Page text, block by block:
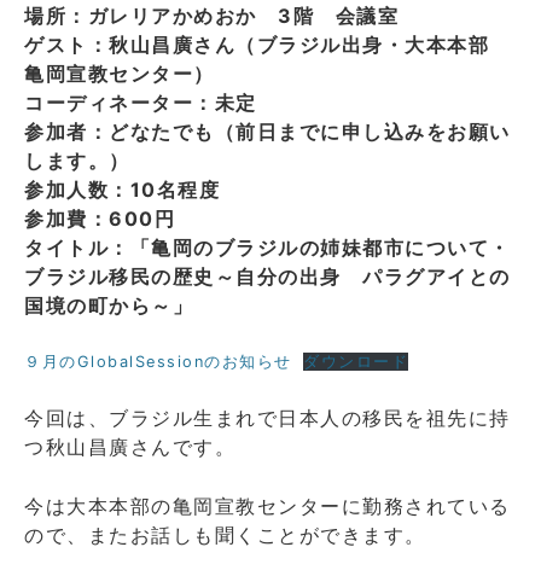
場所：ガレリアかめおか 3階 会議室
ゲスト：秋山昌廣さん（ブラジル出身・大本本部
亀岡宣教センター）
コーディネーター：未定
参加者：どなたでも（前日までに申し込みをお願い
します。）
参加人数：10名程度
参加費：600円
タイトル：「亀岡のブラジルの姉妹都市について・
ブラジル移民の歴史～自分の出身 パラグアイとの
国境の町から～」
９月のGlobalSessionのお知らせ ダウンロード
今回は、ブラジル生まれで日本人の移民を祖先に持
つ秋山昌廣さんです。
今は大本本部の亀岡宣教センターに勤務されている
ので、またお話しも聞くことができます。